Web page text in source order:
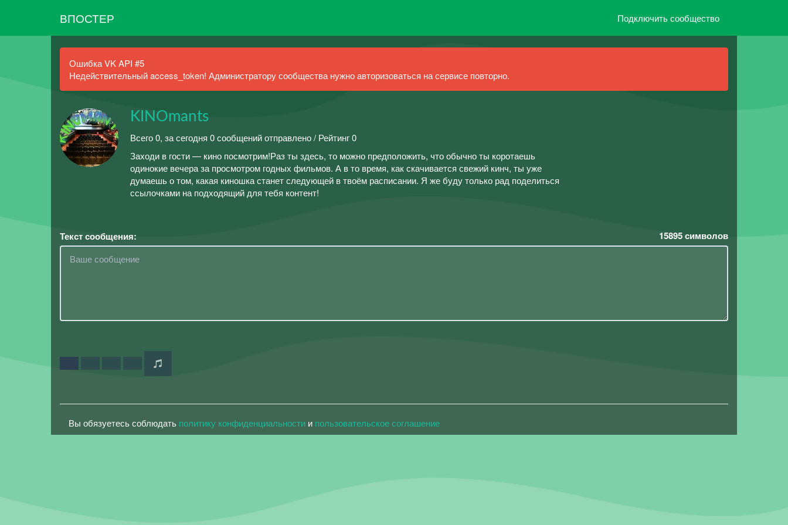
ВПОСТЕР Подключить сообщество
Ошибка VK API #5
Недействительный access_token! Администратору сообщества нужно авторизоваться на сервисе повторно.
KINOmants
Всего 0, за сегодня 0 сообщений отправлено / Рейтинг 0
Заходи в гости — кино посмотрим!Раз ты здесь, то можно предположить, что обычно ты коротаешь
одинокие вечера за просмотром годных фильмов. А в то время, как скачивается свежий кинч, ты уже
думаешь о том, какая киношка станет следующей в твоём расписании. Я же буду только рад поделиться
ссылочками на подходящий для тебя контент!
Текст сообщения: 15895символов
Вы обязуетесь соблюдать политику конфиденциальности и пользовательское соглашение